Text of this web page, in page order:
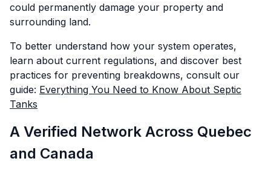
could permanently damage your property and
surrounding land.
To better understand how your system operates,
learn about current regulations, and discover best
practices for preventing breakdowns, consult our
guide: Everything You Need to Know About Septic
Tanks
A Verified Network Across Quebec
and Canada